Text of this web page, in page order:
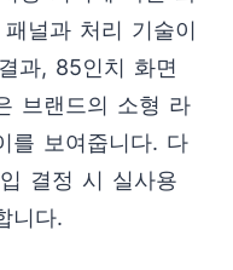
널과 처리 기술이
과, 85인치 화면
브랜드의 소형 라
를 보여줍니다. 다
결정 시 실사용
니다.